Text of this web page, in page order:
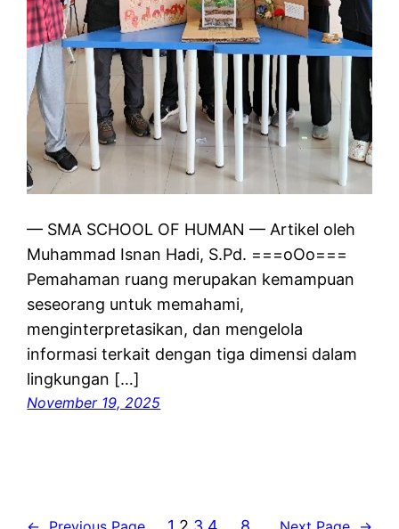
— SMA SCHOOL OF HUMAN — Artikel oleh
Muhammad Isnan Hadi, S.Pd. ===oOo===
Pemahaman ruang merupakan kemampuan
seseorang untuk memahami,
menginterpretasikan, dan mengelola
informasi terkait dengan tiga dimensi dalam
lingkungan […]
November 19, 2025